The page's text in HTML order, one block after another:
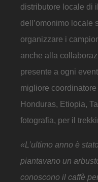
distributore locale di
dell’omonimo locale
organizzare i
anche alla
presente a ogni
migliore
Honduras, Etiopia,
fotografia, per il
«L’ultimo anno è
piantavano un
conoscono il caffè